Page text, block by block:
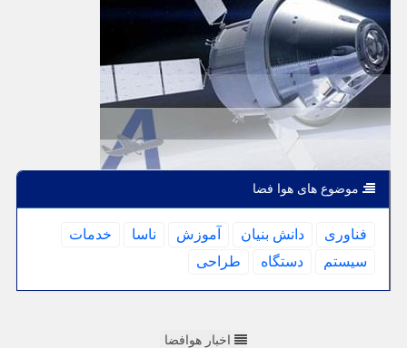
موضوع های هوا فضا
فناوری دانش بنیان آموزش ناسا
خدمات
سیستم
دستگاه طراحی
اخبار هوافضا